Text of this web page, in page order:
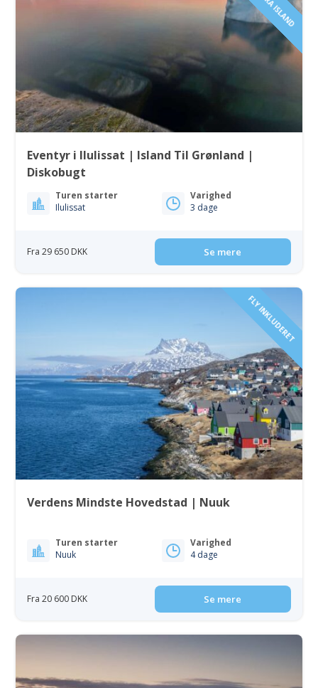
Eventyr i Ilulissat | Island Til Grønland |
Diskobugt
Turen starter
Ilulissat
Varighed
3 dage
Fra 29 650 DKK Se mere
FLY INKLUDERET
Verdens Mindste Hovedstad | Nuuk
Turen starter
Nuuk
Varighed
4 dage
Fra 20 600 DKK Se mere